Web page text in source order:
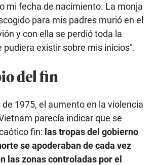
mi fecha de nacimiento. La monja
para mis padres murió en el
y con ella se perdió toda la
pudiera existir sobre mis inicios".
del fin
1975, el aumento en la violencia
parecía indicar que se
fin: las tropas del gobierno
se apoderaban de cada vez
las zonas controladas por el